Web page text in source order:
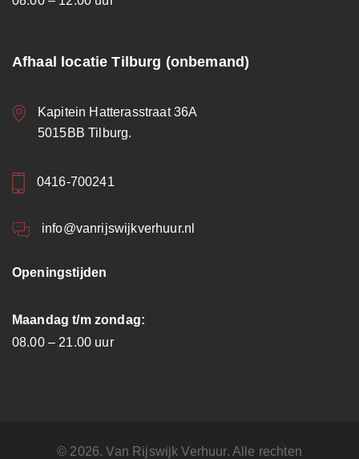
Afhaal locatie Tilburg (onbemand)
Kapitein Hatterasstraat 36A
5015BB Tilburg.
0416-700241
info@vanrijswijkverhuur.nl
Openingstijden
Maandag t/m zondag:
08.00 – 21.00 uur
© 2026. Van Rijswijk Verhuur. Alle rechten